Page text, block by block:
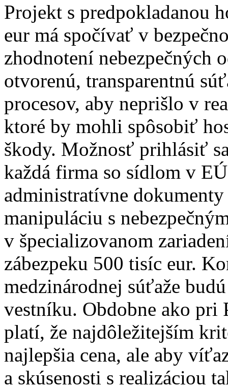
Projekt s predpokladanou
eur má spočívať v
zhodnotení nebezpečných
otvorenú, transparentnú
procesov, aby neprišlo v
ktoré by mohli spôsobiť
škody. Možnosť prihlásiť
každá firma so sídlom v
administratívne
manipuláciu s
v špecializovanom
zábezpeku 500 tisíc eur.
medzinárodnej súťaže
vestníku. Obdobne ako pri
platí, že najdôležitejším
najlepšia cena, ale aby
a skúsenosti s realizáciou